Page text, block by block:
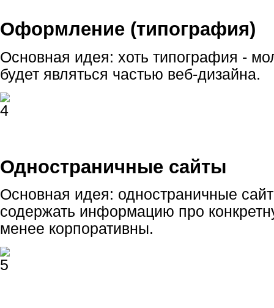
Оформление (типография)
Основная идея: хоть типография -
будет являться частью веб-дизайна.
Одностраничные сайты
Основная идея: одностраничные
содержать информацию про
менее корпоративны.